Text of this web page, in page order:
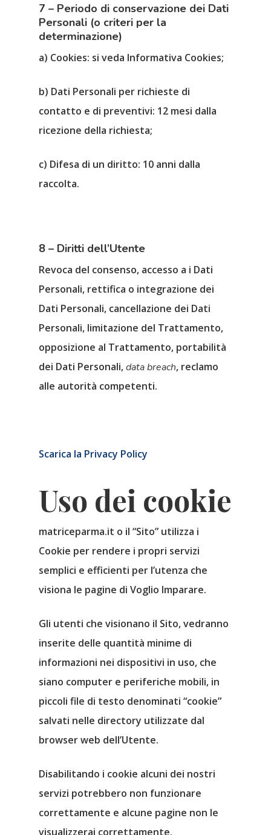
7 – Periodo di conservazione dei Dati
Personali (o criteri per la
determinazione)
a) Cookies: si veda Informativa Cookies;
b) Dati Personali per richieste di
contatto e di preventivi: 12 mesi dalla
ricezione della richiesta;
c) Difesa di un diritto: 10 anni dalla
raccolta.
8 – Diritti dell’Utente
Revoca del consenso, accesso a i Dati
Personali, rettifica o integrazione dei
Dati Personali, cancellazione dei Dati
Personali, limitazione del Trattamento,
opposizione al Trattamento, portabilità
dei Dati Personali,data breach, reclamo
alle autorità competenti.
Scarica la Privacy Policy
Uso dei cookie
matriceparma.it o il “Sito” utilizza i
Cookie per rendere i propri servizi
semplici e efficienti per l’utenza che
visiona le pagine di Voglio Imparare.
Gli utenti che visionano il Sito, vedranno
inserite delle quantità minime di
informazioni nei dispositivi in uso, che
siano computer e periferiche mobili, in
piccoli file di testo denominati “cookie”
salvati nelle directory utilizzate dal
browser web dell’Utente.
Disabilitando i cookie alcuni dei nostri
servizi potrebbero non funzionare
correttamente e alcune pagine non le
visualizzerai correttamente.